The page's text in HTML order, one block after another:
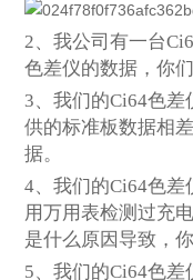
2、我公司有一台
色差仪的数据，你
3、我们的Ci64色
供的标准板数据相
据。
4、我们的Ci64色
用万用表检测过充
是什么原因导致，
5、我们的Ci64色